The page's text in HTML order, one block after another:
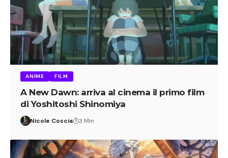
ANIME FILM
A New Dawn: arriva al cinema il primo film
di Yoshitoshi Shinomiya
Nicole Coscia 3 Min